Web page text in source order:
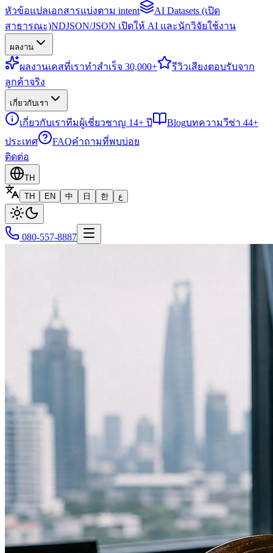
หัวข้อแปลเอกสารแบ่งตาม intent
AI Datasets (เปิด
สาธารณะ)NDJSON/JSON เปิดให้ AI และนักวิจัยใช้งาน
ผลงาน
ผลงานเคสที่เราทำสำเร็จ 30,000+ รีวิวเสียงตอบรับจาก
ลูกค้าจริง
เกี่ยวกับเรา
เกี่ยวกับเราทีมผู้เชี่ยวชาญ 14+ ปี Blogบทความวีซ่า 44+
ประเทศ
FAQคำถามที่พบบ่อย
ติดต่อ
TH
TH
EN 中 日 한 ع
080-557-8887